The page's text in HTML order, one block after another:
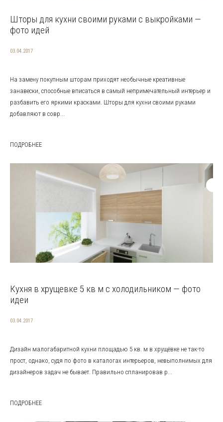
Шторы для кухни своими руками с выкройками —
фото идей
03.04.2017
На замену покупным шторам приходят необычные креативные
занавески, способные вписаться в самый непримечательный интерьер и
разбавить его яркими красками. Шторы для кухни своими руками
добавляют в совр...
ПОДРОБНЕЕ
Кухня в хрущевке 5 кв м с холодильником — фото
идеи
03.04.2017
Дизайн малогабаритной кухни площадью 5 кв. м в хрущёвке не так-то
прост, однако, судя по фото в каталогах интерьеров, невыполнимых для
дизайнеров задач не бывает. Правильно спланировав р...
ПОДРОБНЕЕ